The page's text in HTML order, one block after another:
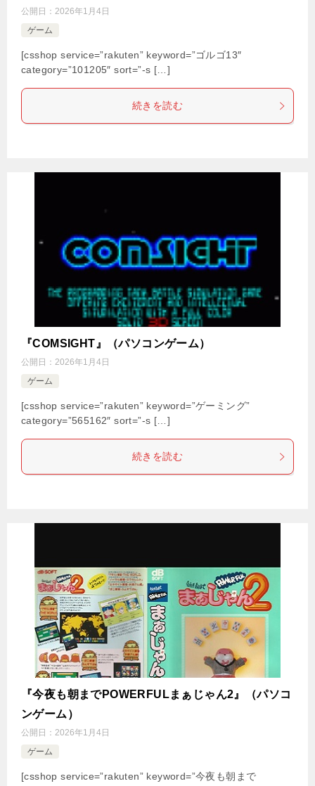
公開日： 2026年1月4日
ゲーム
[csshop service=”rakuten” keyword=”ゴルゴ13″
category=”101205″ sort=”-s […]
続きを読む
『COMSIGHT』（パソコンゲーム）
公開日： 2026年1月4日
ゲーム
[csshop service=”rakuten” keyword=”ゲーミング”
category=”565162″ sort=”-s […]
続きを読む
『今夜も朝までPOWERFULまぁじゃん2』（パソコ
ンゲーム）
公開日： 2026年1月4日
ゲーム
[csshop service=”rakuten” keyword=”今夜も朝まで